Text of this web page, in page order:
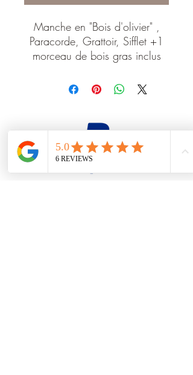
Manche en "Bois d'olivier" ,
Paracorde, Grattoir, Sifflet +1
morceau de bois gras inclus